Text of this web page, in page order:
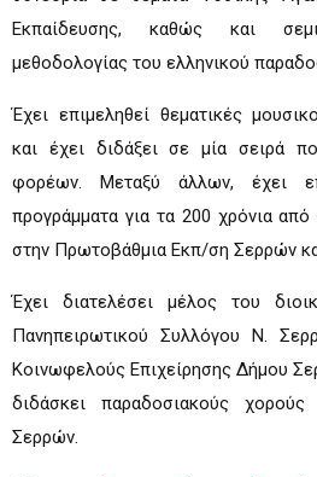
Εκπαίδευσης, καθώς και
μεθοδολογίας του ελληνικού
Έχει επιμεληθεί θεματικές
και έχει διδάξει σε μία σειρά
φορέων. Μεταξύ άλλων, έχει
προγράμματα για τα 200 χρόνια από
στην Πρωτοβάθμια Εκπ/ση Σερρών
Έχει διατελέσει μέλος του
Πανηπειρωτικού Συλλόγου Ν.
Κοινωφελούς Επιχείρησης Δήμου
διδάσκει παραδοσιακούς
Σερρών.